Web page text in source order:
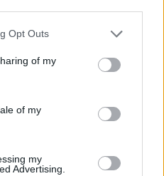
Opt Outs
of my
of my
my
Advertising.
Amposta),
2021 en la modalitat